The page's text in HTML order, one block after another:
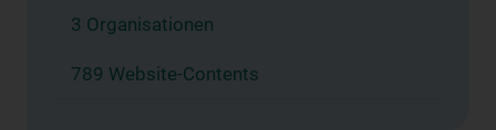
3 Organisationen
789 Website-Contents